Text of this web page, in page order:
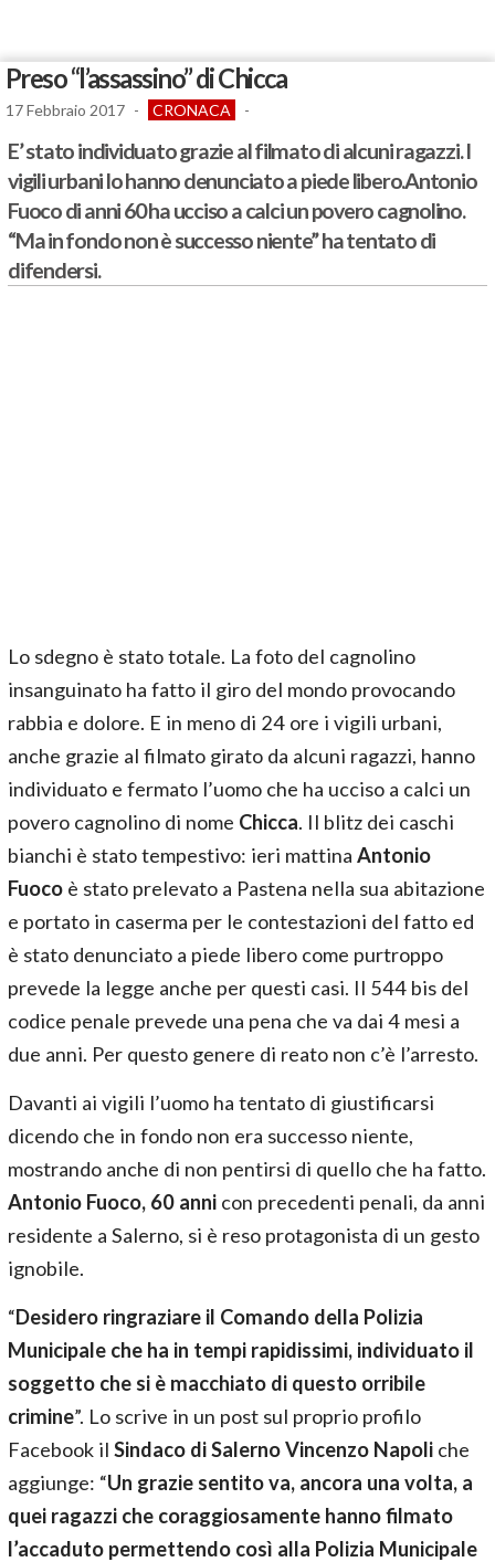
Preso “l’assassino” di Chicca
17 Febbraio 2017 - CRONACA -
E’ stato individuato grazie al filmato di alcuni ragazzi. I
vigili urbani lo hanno denunciato a piede libero.Antonio
Fuoco di anni 60 ha ucciso a calci un povero cagnolino.
“Ma in fondo non è successo niente” ha tentato di
difendersi.
Lo sdegno è stato totale. La foto del cagnolino
insanguinato ha fatto il giro del mondo provocando
rabbia e dolore. E in meno di 24 ore i vigili urbani,
anche grazie al filmato girato da alcuni ragazzi, hanno
individuato e fermato l’uomo che ha ucciso a calci un
povero cagnolino di nome Chicca. Il blitz dei caschi
bianchi è stato tempestivo: ieri mattina Antonio
Fuoco è stato prelevato a Pastena nella sua abitazione
e portato in caserma per le contestazioni del fatto ed
è stato denunciato a piede libero come purtroppo
prevede la legge anche per questi casi. Il 544 bis del
codice penale prevede una pena che va dai 4 mesi a
due anni. Per questo genere di reato non c’è l’arresto.
Davanti ai vigili l’uomo ha tentato di giustificarsi
dicendo che in fondo non era successo niente,
mostrando anche di non pentirsi di quello che ha fatto.
Antonio Fuoco, 60 anni con precedenti penali, da anni
residente a Salerno, si è reso protagonista di un gesto
ignobile.
“Desidero ringraziare il Comando della Polizia
Municipale che ha in tempi rapidissimi, individuato il
soggetto che si è macchiato di questo orribile
crimine”. Lo scrive in un post sul proprio profilo
Facebook il Sindaco di Salerno Vincenzo Napoli che
aggiunge: “Un grazie sentito va, ancora una volta, a
quei ragazzi che coraggiosamente hanno filmato
l’accaduto permettendo così alla Polizia Municipale